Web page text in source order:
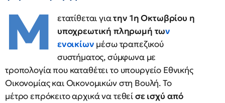
Μ ετατίθεται γιατην 1η Οκτωβρίου η
υποχρεωτική πληρωμή των
ενοικίων μέσω τραπεζικού
συστήματος, σύμφωνα με
τροπολογία που καταθέτει το υπουργείο Εθνικής
Οικονομίας και Οικονομικών στη Βουλή. Το
μέτρο επρόκειτο αρχικά να τεθείσε ισχύ από